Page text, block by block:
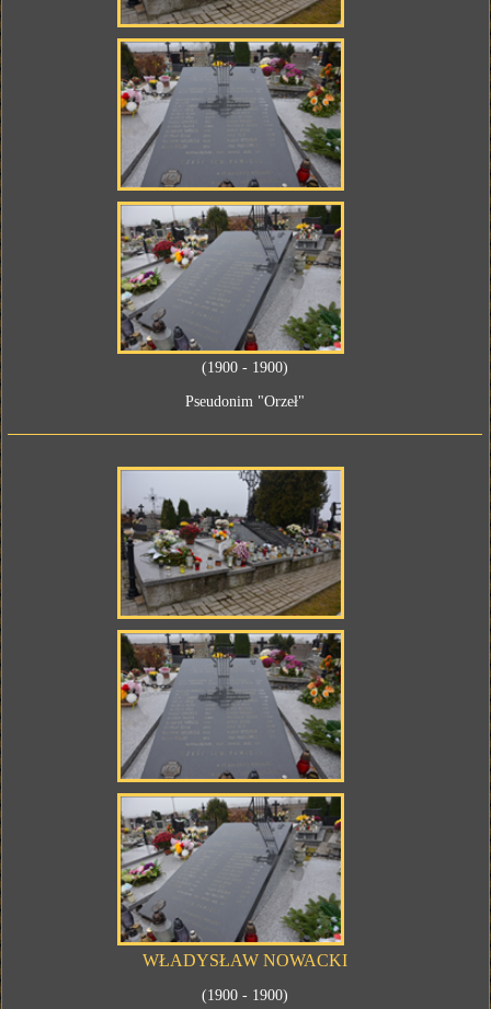
(1900 - 1900)
Pseudonim "Orzeł"
WŁADYSŁAW NOWACKI
(1900 - 1900)